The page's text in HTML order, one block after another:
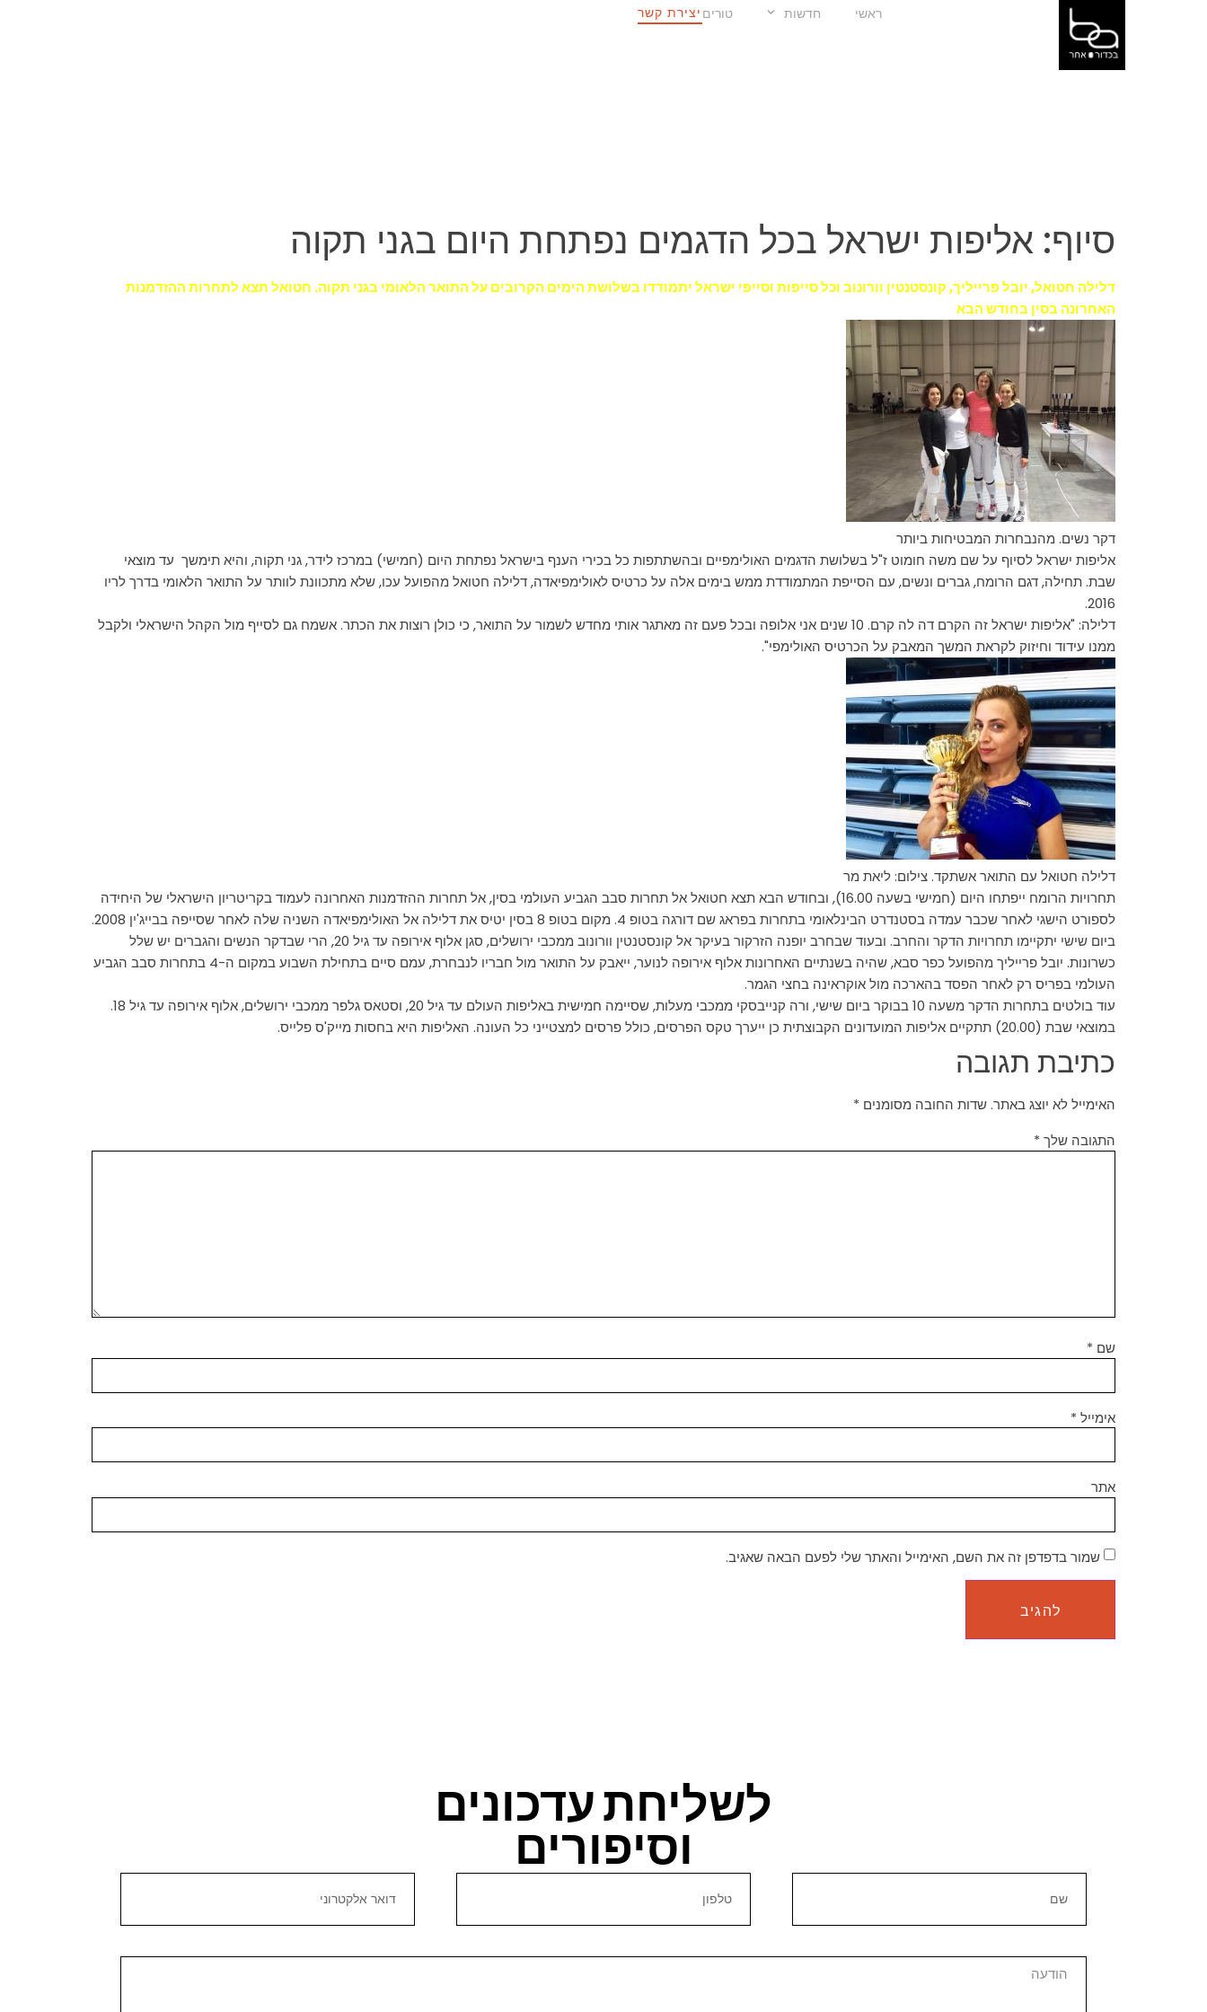
ראשי חדשות טוריםיצירת קשר
סיוף: אליפות ישראל בכל הדגמים נפתחת היום בגני תקוה
דלילה חטואל, יובל פרייליך, קונסטנטין וורונוב וכל סייפות וסייפי ישראל יתמודדו בשלושת הימים הקרובים על התואר הלאומי בגני תקוה. חטואל תצא לתחרות ההזדמנות
האחרונה בסין בחודש הבא
דקר נשים. מהנבחרות המבטיחות ביותר
אליפות ישראל לסיוף על שם משה חומוט ז"ל בשלושת הדגמים האולימפיים ובהשתתפות כל בכירי הענף בישראל נפתחת היום (חמישי) במרכז לידר, גני תקוה, והיא תימשך עד מוצאי
שבת. תחילה, דגם הרומח, גברים ונשים, עם הסייפת המתמודדת ממש בימים אלה על כרטיס לאולימפיאדה, דלילה חטואל מהפועל עכו, שלא מתכוונת לוותר על התואר הלאומי בדרך לריו
2016.
דלילה: "אליפות ישראל זה הקרם דה לה קרם. 10 שנים אני אלופה ובכל פעם זה מאתגר אותי מחדש לשמור על התואר, כי כולן רוצות את הכתר. אשמח גם לסייף מול הקהל הישראלי ולקבל
ממנו עידוד וחיזוק לקראת המשך המאבק על הכרטיס האולימפי".
דלילה חטואל עם התואר אשתקד. צילום: ליאת מר
תחרויות הרומח ייפתחו היום (חמישי בשעה 16.00), ובחודש הבא תצא חטואל אל תחרות סבב הגביע העולמי בסין, אל תחרות ההזדמנות האחרונה לעמוד בקריטריון הישראלי של היחידה
לספורט הישגי לאחר שכבר עמדה בסטנדרט הבינלאומי בתחרות בפראג שם דורגה בטופ 4. מקום בטופ 8 בסין יטיס את דלילה אל האולימפיאדה השניה שלה לאחר שסייפה בבייג'ין 2008.
ביום שישי יתקיימו תחרויות הדקר והחרב. ובעוד שבחרב יופנה הזרקור בעיקר אל קונסטנטין וורונוב ממכבי ירושלים, סגן אלוף אירופה עד גיל 20, הרי שבדקר הנשים והגברים יש שלל
כשרונות. יובל פרייליך מהפועל כפר סבא, שהיה בשנתיים האחרונות אלוף אירופה לנוער, ייאבק על התואר מול חבריו לנבחרת, עמם סיים בתחילת השבוע במקום ה-4 בתחרות סבב הגביע
העולמי בפריס רק לאחר הפסד בהארכה מול אוקראינה בחצי הגמר.
עוד בולטים בתחרות הדקר משעה 10 בבוקר ביום שישי, ורה קנייבסקי ממכבי מעלות, שסיימה חמישית באליפות העולם עד גיל 20, וסטאס גלפר ממכבי ירושלים, אלוף אירופה עד גיל 18.
במוצאי שבת (20.00) תתקיים אליפות המועדונים הקבוצתית כן ייערך טקס הפרסים, כולל פרסים למצטייני כל העונה. האליפות היא בחסות מייק'ס פלייס.
כתיבת תגובה
האימייל לא יוצג באתר.שדות החובה מסומנים *
התגובה שלך*
שם *
אימייל*
אתר
שמור בדפדפן זה את השם, האימייל והאתר שלי לפעם הבאה שאגיב.
לשליחת עדכונים
וסיפורים